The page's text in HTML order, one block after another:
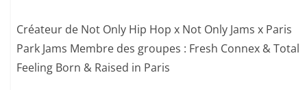
Créateur de Not Only Hip Hop x Not Only Jams x Paris
Park Jams Membre des groupes : Fresh Connex & Total
Feeling Born & Raised in Paris